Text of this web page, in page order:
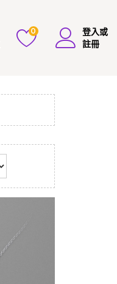
0
登入或
註冊